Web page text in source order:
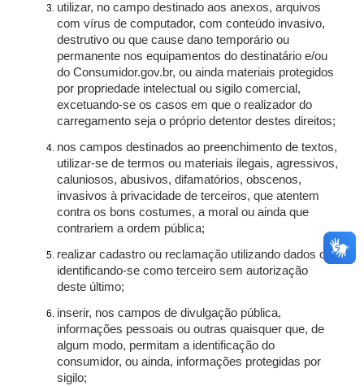
utilizar, no campo destinado aos anexos, arquivos
com vírus de computador, com conteúdo invasivo,
destrutivo ou que cause dano temporário ou
permanente nos equipamentos do destinatário e/ou
do Consumidor.gov.br, ou ainda materiais protegidos
por propriedade intelectual ou sigilo comercial,
excetuando-se os casos em que o realizador do
carregamento seja o próprio detentor destes direitos;
nos campos destinados ao preenchimento de textos,
utilizar-se de termos ou materiais ilegais, agressivos,
caluniosos, abusivos, difamatórios, obscenos,
invasivos à privacidade de terceiros, que atentem
contra os bons costumes, a moral ou ainda que
contrariem a ordem pública;
realizar cadastro ou reclamação utilizando dados ou
identificando-se como terceiro sem autorização
deste último;
inserir, nos campos de divulgação pública,
informações pessoais ou outras quaisquer que, de
algum modo, permitam a identificação do
consumidor, ou ainda, informações protegidas por
sigilo;